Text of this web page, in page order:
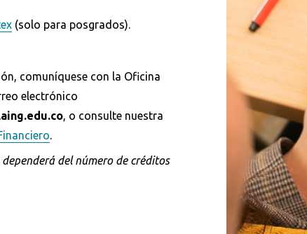
(solo para posgrados).
comuníquese con la Oficina
electrónico
, o consulte nuestra
.
del número de créditos